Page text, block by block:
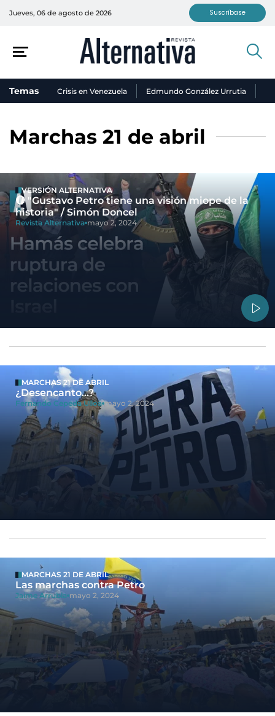
Jueves, 06 de agosto de 2026 Suscríbase
Temas Crisis en Venezuela Edmundo González Urrutia
Marchas 21 de abril
VERSIÓN ALTERNATIVA
🔴 "Gustavo Petro tiene una visión miope de la
historia" / Simón Doncel
Revista Alternativa mayo 2, 2024
MARCHAS 21 DE ABRIL
¿Desencanto…?
Fernando Cepeda Ulloa mayo 2, 2024
MARCHAS 21 DE ABRIL
Las marchas contra Petro
Jaime Arrubla mayo 2, 2024